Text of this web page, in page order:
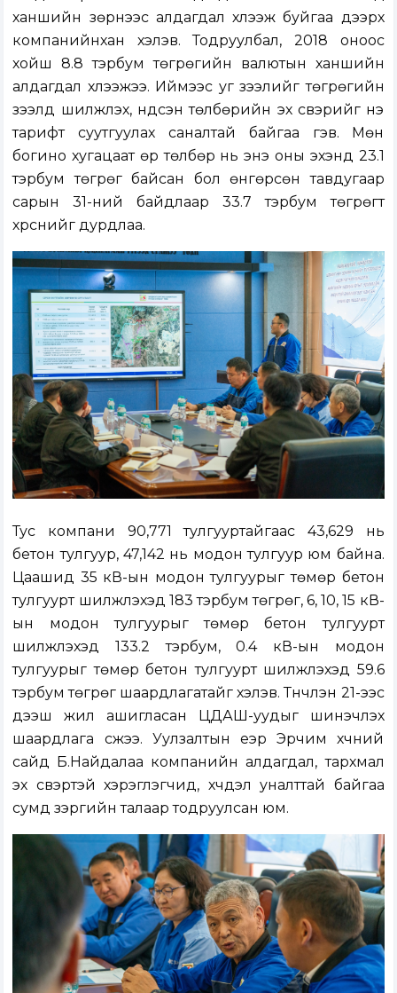
ханшийн зөрүүнээс алдагдал хүлээж буйгаа дээрх
компанийнхан хэлэв. Тодруулбал, 2018 оноос
хойш 8.8 тэрбум төгрөгийн валютын ханшийн
алдагдал хүлээжээ. Иймээс уг зээлийг төгрөгийн
зээлд шилжүүлэх, үндсэн төлбөрийн эх үүсвэрийг үнэ
тарифт суутгуулах саналтай байгаа гэв. Мөн
богино хугацаат өр төлбөр нь энэ оны эхэнд 23.1
тэрбум төгрөг байсан бол өнгөрсөн тавдугаар
сарын 31-ний байдлаар 33.7 тэрбум төгрөгт
хүрснийг дурдлаа.
Тус компани 90,771 тулгууртайгаас 43,629 нь
бетон тулгуур, 47,142 нь модон тулгуур юм байна.
Цаашид 35 кВ-ын модон тулгуурыг төмөр бетон
тулгуурт шилжүүлэхэд 183 тэрбум төгрөг, 6, 10, 15 кВ-
ын модон тулгуурыг төмөр бетон тулгуурт
шилжүүлэхэд 133.2 тэрбум, 0.4 кВ-ын модон
тулгуурыг төмөр бетон тулгуурт шилжүүлэхэд 59.6
тэрбум төгрөг шаардлагатайг хэлэв. Түүнчлэн 21-ээс
дээш жил ашигласан ЦДАШ-уудыг шинэчлэх
шаардлага үүсжээ. Уулзалтын үеэр Эрчим хүчний
сайд Б.Найдалаа компанийн алдагдал, тархмал
эх үүсвэртэй хэрэглэгчид, хүчдэл уналттай байгаа
сумд зэргийн талаар тодруулсан юм.